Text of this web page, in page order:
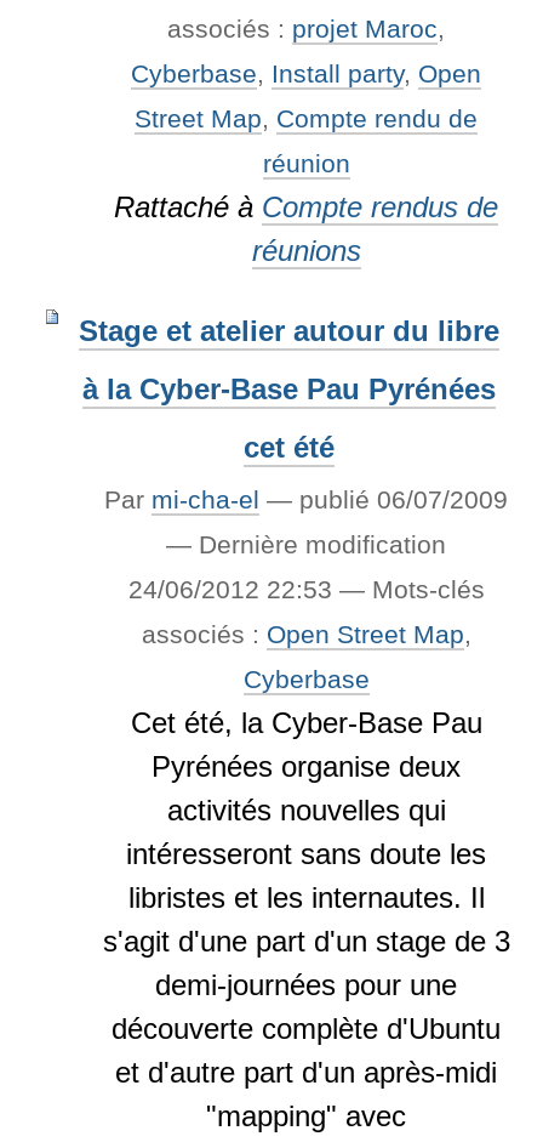
associés : projet Maroc,
Cyberbase, Install party, Open
Street Map, Compte rendu de
réunion
Rattaché à Compte rendus de
réunions
Stage et atelier autour du libre
à la Cyber-Base Pau Pyrénées
cet été
Par mi-cha-el — publié 06/07/2009
— Dernière modification
24/06/2012 22:53 — Mots-clés
associés : Open Street Map,
Cyberbase
Cet été, la Cyber-Base Pau
Pyrénées organise deux
activités nouvelles qui
intéresseront sans doute les
libristes et les internautes. Il
s'agit d'une part d'un stage de 3
demi-journées pour une
découverte complète d'Ubuntu
et d'autre part d'un après-midi
"mapping" avec